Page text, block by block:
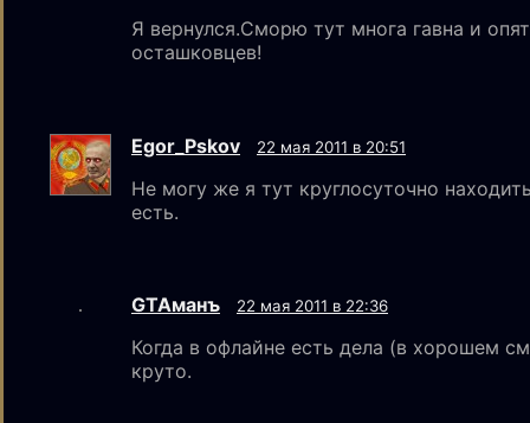
Я вернулся.Сморю тут многа гавна и
осташковцев!
Egor_Pskov 22 мая 2011 в 20:51
Не могу же я тут круглосуточно
есть.
GTAмaнъ 22 мая 2011 в 22:36
Когда в офлайне есть дела (в хорошем
круто.